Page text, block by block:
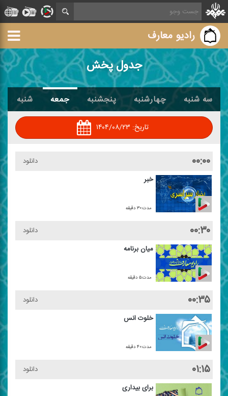
رادیو معارف
جدول پخش
سه شنبه چهارشنبه پنجشنبه جمعه شنبه
تاریخ: ۱۴۰۴/۰۸/۲۳
۰۰:۰۰
دانلود
خبر
مدت:۳۰ دقیقه
۰۰:۳۰
دانلود
میان برنامه
مدت:۵ دقیقه
۰۰:۳۵
دانلود
خلوت انس
مدت:۴۰ دقیقه
۰۱:۱۵
دانلود
برای بیداری